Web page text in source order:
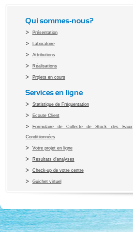
Qui sommes-nous?
Présentation
Laboratoire
Attributions
Réalisations
Projets en cours
Services en ligne
Statistique de Fréquentation
Ecoute Client
Formulaire de Collecte de Stock des Eaux
Conditiionnées
Votre projet en ligne
Résultats d'analyses
Check-up de votre centre
Guichet virtuel